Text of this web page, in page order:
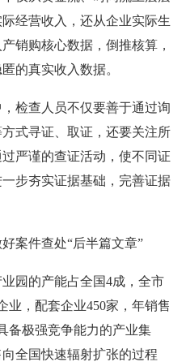
经营收入，还从企业实际生
销购核心数据，倒推核算，
的真实收入数据。
查人员不仅要善于通过询
式寻证、取证，还要关注所
严谨的查证活动，使不同证
步夯实证据基础，完善证据
件查处“后半篇文章”
的产能占全国4成，全市
业，配套企业450家，年销售
备极强竞争能力的产业集
全国快速辐射扩张的过程